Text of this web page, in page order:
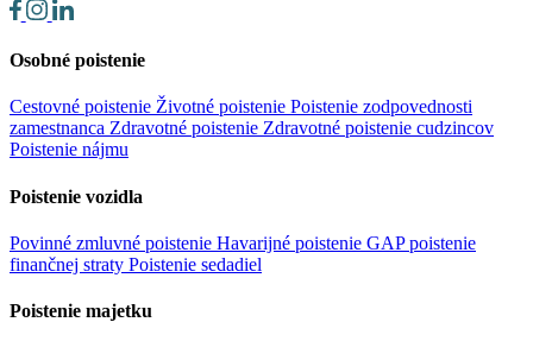
Osobné poistenie
Cestovné poistenie Životné poistenie Poistenie zodpovednosti
zamestnanca Zdravotné poistenie Zdravotné poistenie cudzincov
Poistenie nájmu
Poistenie vozidla
Povinné zmluvné poistenie Havarijné poistenie GAP poistenie
finančnej straty Poistenie sedadiel
Poistenie majetku